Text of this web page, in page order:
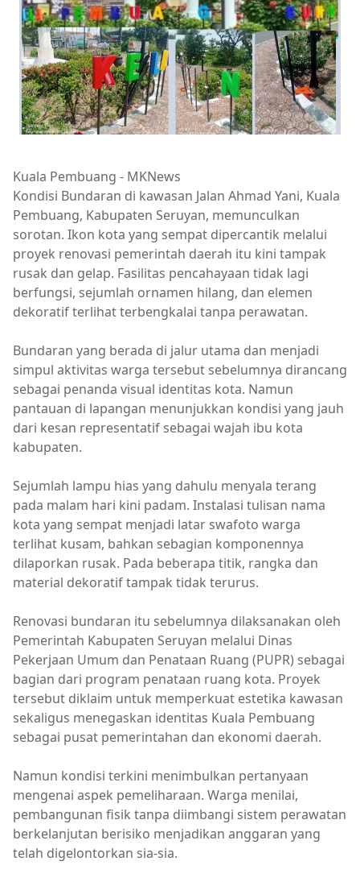
Kuala Pembuang - MKNews
Kondisi Bundaran di kawasan Jalan Ahmad Yani, Kuala
Pembuang, Kabupaten Seruyan, memunculkan
sorotan. Ikon kota yang sempat dipercantik melalui
proyek renovasi pemerintah daerah itu kini tampak
rusak dan gelap. Fasilitas pencahayaan tidak lagi
berfungsi, sejumlah ornamen hilang, dan elemen
dekoratif terlihat terbengkalai tanpa perawatan.
Bundaran yang berada di jalur utama dan menjadi
simpul aktivitas warga tersebut sebelumnya dirancang
sebagai penanda visual identitas kota. Namun
pantauan di lapangan menunjukkan kondisi yang jauh
dari kesan representatif sebagai wajah ibu kota
kabupaten.
Sejumlah lampu hias yang dahulu menyala terang
pada malam hari kini padam. Instalasi tulisan nama
kota yang sempat menjadi latar swafoto warga
terlihat kusam, bahkan sebagian komponennya
dilaporkan rusak. Pada beberapa titik, rangka dan
material dekoratif tampak tidak terurus.
Renovasi bundaran itu sebelumnya dilaksanakan oleh
Pemerintah Kabupaten Seruyan melalui Dinas
Pekerjaan Umum dan Penataan Ruang (PUPR) sebagai
bagian dari program penataan ruang kota. Proyek
tersebut diklaim untuk memperkuat estetika kawasan
sekaligus menegaskan identitas Kuala Pembuang
sebagai pusat pemerintahan dan ekonomi daerah.
Namun kondisi terkini menimbulkan pertanyaan
mengenai aspek pemeliharaan. Warga menilai,
pembangunan fisik tanpa diimbangi sistem perawatan
berkelanjutan berisiko menjadikan anggaran yang
telah digelontorkan sia-sia.